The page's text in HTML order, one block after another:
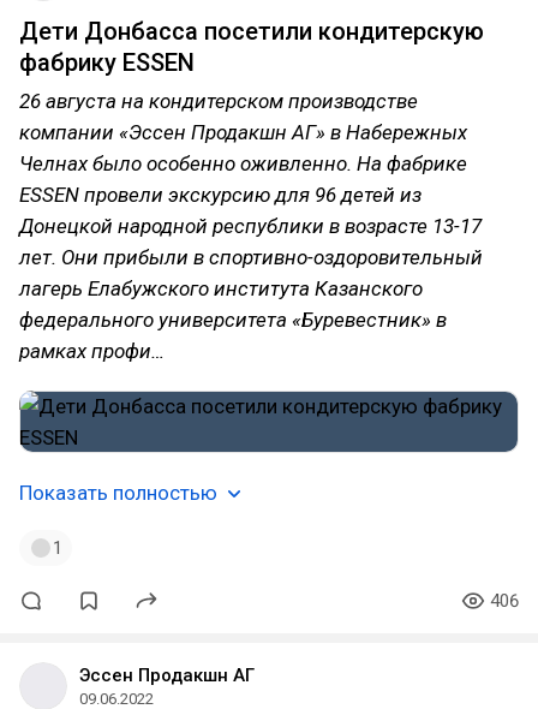
Дети Донбасса посетили кондитерскую
фабрику ESSEN
26 августа на кондитерском производстве
компании «Эссен Продакшн АГ» в Набережных
Челнах было особенно оживленно. На фабрике
ESSEN провели экскурсию для 96 детей из
Донецкой народной республики в возрасте 13-17
лет. Они прибыли в спортивно-оздоровительный
лагерь Елабужского института Казанского
федерального университета «Буревестник» в
рамках профи…
Показать полностью
1
406
Эссен Продакшн АГ
09.06.2022